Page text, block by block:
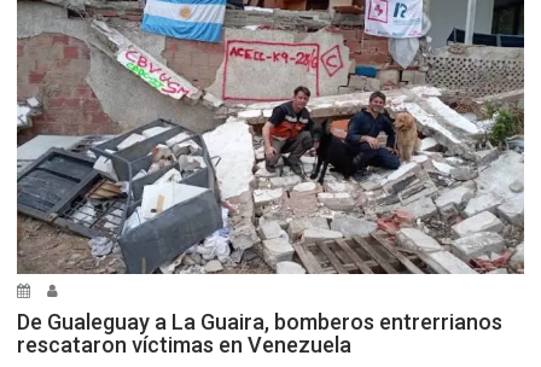
De Gualeguay a La Guaira, bomberos entrerrianos
rescataron víctimas en Venezuela